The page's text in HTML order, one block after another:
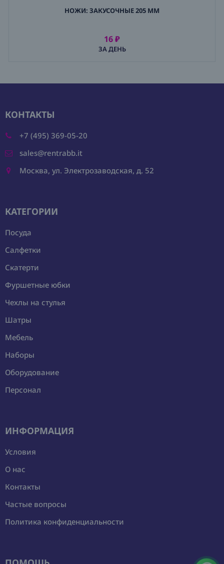
ПРИБОРЫ
НОЖИ: ЗАКУСОЧНЫЕ 205 ММ
16 ₽
ЗА ДЕНЬ
АРЕНДОВАТЬ
КОНТАКТЫ
+7 (495) 369-05-20
sales@rentrabb.it
Москва, ул. Электрозаводская, д. 52
КАТЕГОРИИ
Посуда
Салфетки
Скатерти
Фуршетные юбки
Чехлы на стулья
Шатры
Мебель
Наборы
Оборудование
Персонал
ИНФОРМАЦИЯ
Условия
О нас
Контакты
Частые вопросы
Политика конфиденциальности